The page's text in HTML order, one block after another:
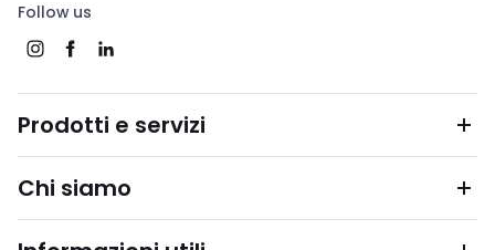
Follow us
Prodotti e servizi
Chi siamo